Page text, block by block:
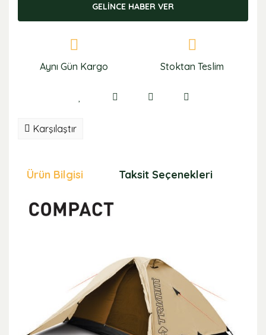
GELİNCE HABER VER
Aynı Gün Kargo Stoktan Teslim
Karşılaştır
Ürün Bilgisi Taksit Seçenekleri